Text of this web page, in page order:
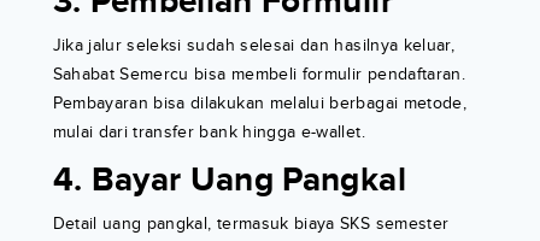
Jika jalur seleksi sudah selesai dan hasilnya keluar,
Sahabat Semercu bisa membeli formulir pendaftaran.
Pembayaran bisa dilakukan melalui berbagai metode,
mulai dari transfer bank hingga e-wallet.
4. Bayar Uang Pangkal
Detail uang pangkal, termasuk biaya SKS semester